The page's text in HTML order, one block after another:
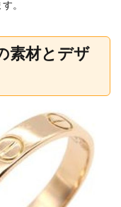
。
素材とデザ